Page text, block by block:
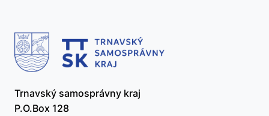
Trnavský samosprávny kraj
P.O.Box 128